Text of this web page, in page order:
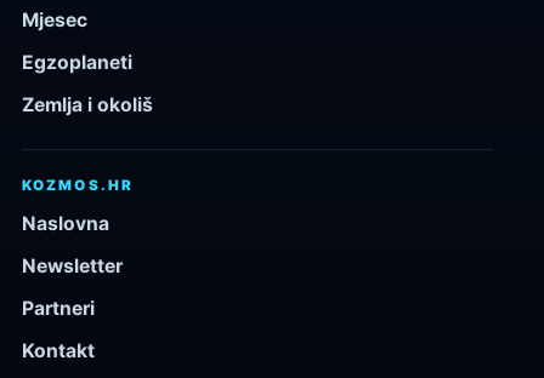
Mjesec
Egzoplaneti
Zemlja i okoliš
KOZMOS.HR
Naslovna
Newsletter
Partneri
Kontakt